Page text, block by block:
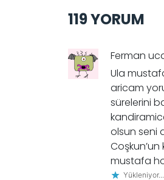
119 YORUM
Ferman
Ula
aricam
sürelerini
olsun seni
Coşkun’un
mustafa
Yükleniyor...